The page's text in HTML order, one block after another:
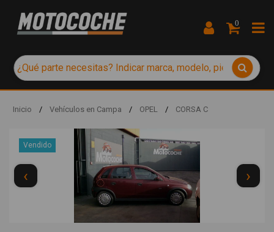
0
Inicio / Vehículos en Campa / OPEL / CORSA C
Vendido
‹ ›